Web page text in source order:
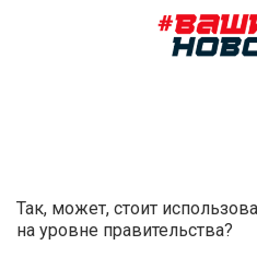
Так, может, стоит
на уровне правительства?